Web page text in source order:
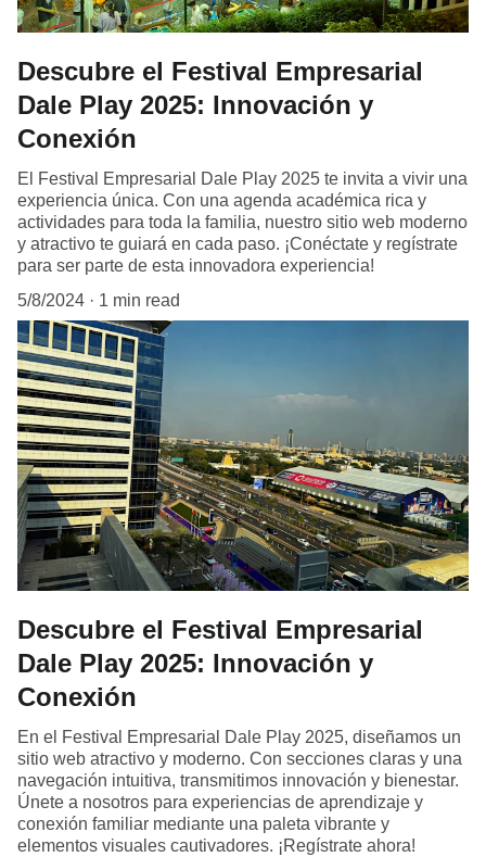
Descubre el Festival Empresarial
Dale Play 2025: Innovación y
Conexión
El Festival Empresarial Dale Play 2025 te invita a vivir una
experiencia única. Con una agenda académica rica y
actividades para toda la familia, nuestro sitio web moderno
y atractivo te guiará en cada paso. ¡Conéctate y regístrate
para ser parte de esta innovadora experiencia!
5/8/2024
1 min read
Descubre el Festival Empresarial
Dale Play 2025: Innovación y
Conexión
En el Festival Empresarial Dale Play 2025, diseñamos un
sitio web atractivo y moderno. Con secciones claras y una
navegación intuitiva, transmitimos innovación y bienestar.
Únete a nosotros para experiencias de aprendizaje y
conexión familiar mediante una paleta vibrante y
elementos visuales cautivadores. ¡Regístrate ahora!